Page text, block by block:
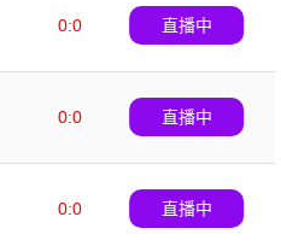
0:0
直播中
0:0
直播中
0:0
直播中